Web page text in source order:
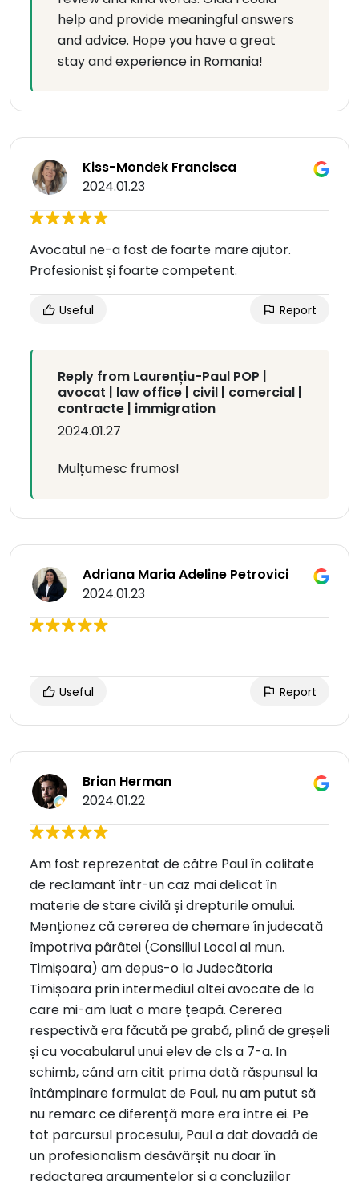
help and provide meaningful answers
and advice. Hope you have a great
stay and experience in Romania!
Kiss-Mondek Francisca
2024.01.23
Avocatul ne-a fost de foarte mare ajutor.
Profesionist și foarte competent.
Useful Report
Reply from Laurențiu-Paul POP |
avocat | law office | civil | comercial |
contracte | immigration
2024.01.27
Mulțumesc frumos!
Adriana Maria Adeline Petrovici
2024.01.23
Useful Report
Brian Herman
2024.01.22
Am fost reprezentat de către Paul în calitate
de reclamant într-un caz mai delicat în
materie de stare civilă și drepturile omului.
Menționez că cererea de chemare în judecată
împotriva pârâtei (Consiliul Local al mun.
Timișoara) am depus-o la Judecătoria
Timișoara prin intermediul altei avocate de la
care mi-am luat o mare țeapă. Cererea
respectivă era făcută pe grabă, plină de greșeli
și cu vocabularul unui elev de cls a 7-a. In
schimb, când am citit prima dată răspunsul la
întâmpinare formulat de Paul, nu am putut să
nu remarc ce diferență mare era între ei. Pe
tot parcursul procesului, Paul a dat dovadă de
un profesionalism desăvârșit nu doar în
redactarea argumentelor și a concluziilor